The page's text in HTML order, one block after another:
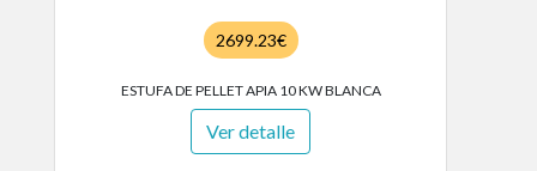
2699.23€
ESTUFA DE PELLET APIA 10 KW BLANCA
Ver detalle